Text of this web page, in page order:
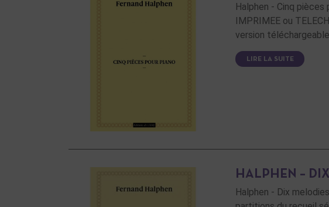
Halphen - Cinq pièces
IMPRIMEE ou
version
LIRE LA SUITE
HALPHEN –
Halphen - Dix